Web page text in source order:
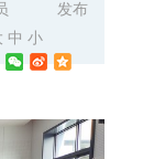
发布
中 小